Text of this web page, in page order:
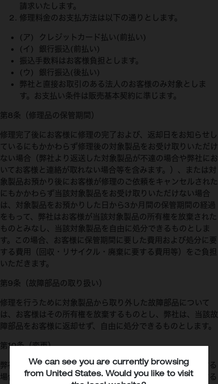
We can see you are currently browsing
from United States. Would you like to visit
請求いたします。
修理料金のお支払方法は以下の通りとします。
(ア) クレジットカード払い(前払い)
(イ) 銀行振込(前払い)
振込手数料はお客様負担とします。
(ウ) 銀行振込(後払い)
弊社と直接お取引のある法人のお客様のみ対象としま
す。お支払い条件は販売基本契約に準じます。
第8条（修理品の保管期間）
修理完了後にお客様に修理の完了および、返却日をお知らせし
ているにもかかわらず修理後の対象製品をお受け取りいただけ
ない場合（弊社より返送した対象製品が不達の場合や弊社にお
いてお客様と連絡が取れない場合等を含みます。）、または対
象製品お預かり後にお客様が修理のご依頼をキャンセルされた
にもかかわらず当該対象製品をお受け取りいただけない場合
は、対象製品をお預かりした日から3か月間の保管期間の経過
をもって、弊社はお客様が当該対象製品の所有権を放棄された
ものとみなし、当該対象製品を自由に処分できるものとしま
す。この場合、お客様に保管期間に要した費用および処分に要
する費用（回収・リサイクル・廃棄に要する費用等）をご負担
いただきます。
第9条（故障部品の取り扱い）
修理を行うために対象製品から取り外した故障部品について
は、お客様はその所有権を放棄するものとし、弊社は、当該故
障部品をお客様に返却せず、自由に処分できるものとします。
第10条（変更）
弊社は、本規約を変更することがあります。本規約を変更する
場合、弊社は、弊社のホームページにおいて本規約を変更する